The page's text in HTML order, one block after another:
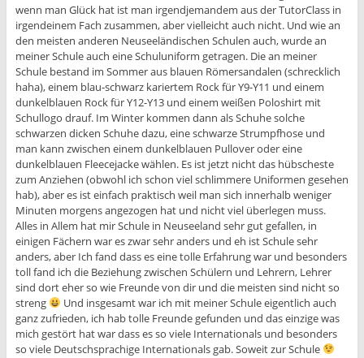
wenn man Glück hat ist man irgendjemandem aus der TutorClass in
irgendeinem Fach zusammen, aber vielleicht auch nicht. Und wie an
den meisten anderen Neuseeländischen Schulen auch, wurde an
meiner Schule auch eine Schuluniform getragen. Die an meiner
Schule bestand im Sommer aus blauen Römersandalen (schrecklich
haha), einem blau-schwarz kariertem Rock für Y9-Y11 und einem
dunkelblauen Rock für Y12-Y13 und einem weißen Poloshirt mit
Schullogo drauf. Im Winter kommen dann als Schuhe solche
schwarzen dicken Schuhe dazu, eine schwarze Strumpfhose und
man kann zwischen einem dunkelblauen Pullover oder eine
dunkelblauen Fleecejacke wählen. Es ist jetzt nicht das hübscheste
zum Anziehen (obwohl ich schon viel schlimmere Uniformen gesehen
hab), aber es ist einfach praktisch weil man sich innerhalb weniger
Minuten morgens angezogen hat und nicht viel überlegen muss.
Alles in Allem hat mir Schule in Neuseeland sehr gut gefallen, in
einigen Fächern war es zwar sehr anders und eh ist Schule sehr
anders, aber Ich fand dass es eine tolle Erfahrung war und besonders
toll fand ich die Beziehung zwischen Schülern und Lehrern, Lehrer
sind dort eher so wie Freunde von dir und die meisten sind nicht so
streng
Und insgesamt war ich mit meiner Schule eigentlich auch
ganz zufrieden, ich hab tolle Freunde gefunden und das einzige was
mich gestört hat war dass es so viele Internationals und besonders
so viele Deutschsprachige Internationals gab. Soweit zur Schule